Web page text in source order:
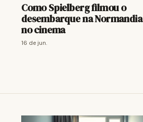
Como Spielberg filmou o
desembarque na Normandia
no cinema
16 de jun.